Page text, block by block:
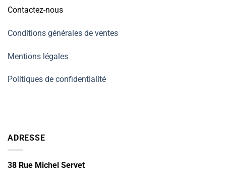
Contactez-nous
Conditions générales de ventes
Mentions légales
Politiques de confidentialité
ADRESSE
38 Rue Michel Servet